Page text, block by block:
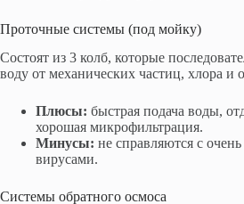
Проточные системы (под мойку)
Состоят из 3 колб, которые
воду от механических частиц, хлора и
Плюсы: быстрая подача воды,
хорошая микрофильтрация.
Минусы: не справляются с
вирусами.
Системы обратного осмоса